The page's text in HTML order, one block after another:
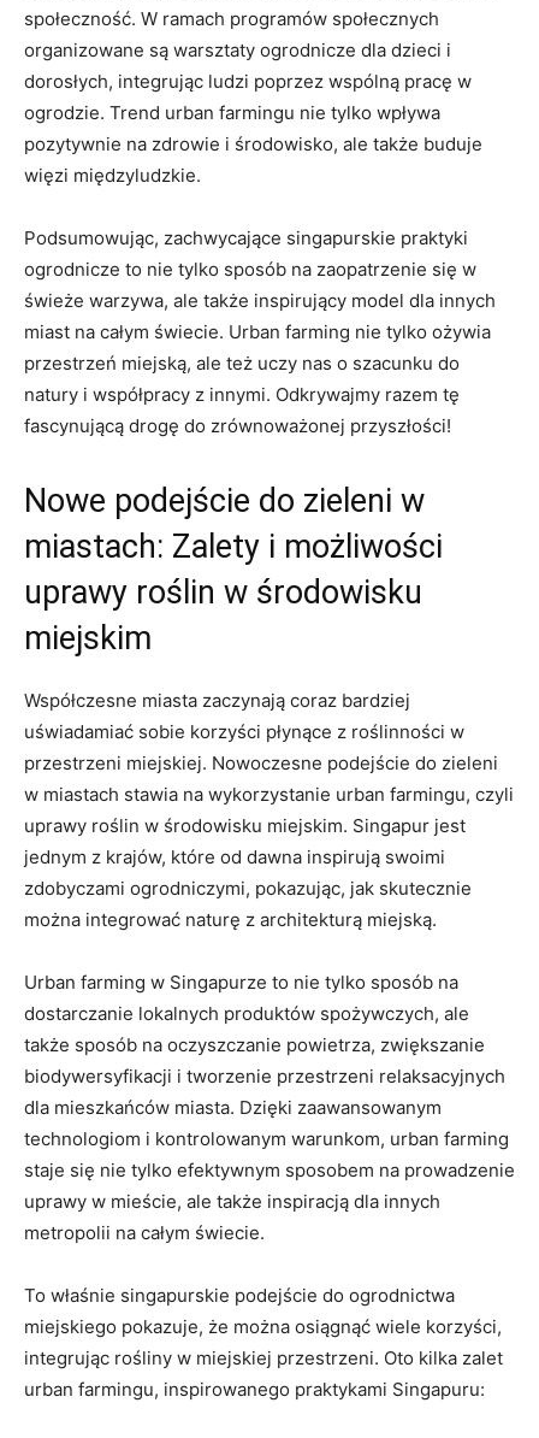
społeczność. W ramach programów społecznych
organizowane są warsztaty ogrodnicze dla dzieci i
dorosłych, integrując ludzi‌ poprzez ‍wspólną pracę ⁤w ​
ogrodzie. Trend urban farmingu nie⁣ tylko wpływa‍
pozytywnie na ‍zdrowie i środowisko, ale także buduje
więzi międzyludzkie.
Podsumowując, zachwycające singapurskie ‌praktyki⁤
ogrodnicze to nie tylko sposób​ na zaopatrzenie ‍się w
świeże warzywa, ale ⁤także​ inspirujący model dla innych
miast ⁤na całym ⁣świecie. Urban farming nie tylko ⁤ożywia
przestrzeń ⁣miejską, ale też uczy ‍nas o ​szacunku do
natury ⁤i współpracy z innymi.‍ Odkrywajmy razem tę
fascynującą drogę​ do zrównoważonej przyszłości!
Nowe ‍podejście do zieleni ​w
miastach: ⁣Zalety i możliwości
uprawy roślin w środowisku
miejskim
Współczesne​ miasta ‌zaczynają‌ coraz bardziej
uświadamiać sobie korzyści płynące z roślinności w
przestrzeni‍ miejskiej. Nowoczesne podejście do zieleni
w miastach stawia na wykorzystanie ‌urban farmingu, czyli
⁣uprawy roślin w środowisku miejskim. Singapur jest
jednym z krajów, które od ‍dawna inspirują swoimi
zdobyczami⁢ ogrodniczymi, pokazując, jak ⁢skutecznie
można integrować‍ naturę z architekturą ⁤miejską.
Urban​ farming ​w Singapurze to⁣ nie tylko sposób na ​
dostarczanie ⁤lokalnych produktów spożywczych, ale
także ⁣sposób na oczyszczanie‌ powietrza, zwiększanie
biodywersyfikacji‍ i tworzenie przestrzeni relaksacyjnych
dla mieszkańców miasta. ​Dzięki zaawansowanym
technologiom i kontrolowanym warunkom, urban farming
staje się nie tylko efektywnym sposobem na prowadzenie
⁢uprawy w ​mieście, ale ​także inspiracją dla innych
metropolii na całym świecie.
To właśnie singapurskie podejście‍ do ogrodnictwa
miejskiego‍ pokazuje, że można⁢ osiągnąć wiele korzyści,⁤
integrując rośliny w miejskiej‌ przestrzeni. Oto kilka zalet
⁢urban farmingu, inspirowanego praktykami Singapuru: